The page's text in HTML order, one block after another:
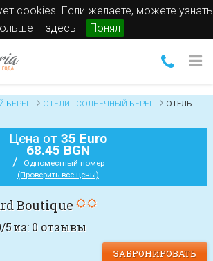
cookies. Если желаете, можете узнать
здесь Понял
БЕРЕГ ОТЕЛИ - СОЛНЕЧНЫЙ БЕРЕГ
ОТЕЛЬ
Цена от 35 Euro
68.45 BGN
/
Одноместный номер
(Проверить все цены)
Boutique
/5из:0 отзывы
ЗАБРОНИРОВАТЬ